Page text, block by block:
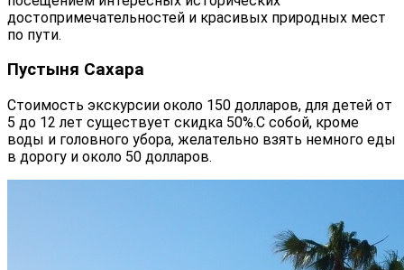
достопримечательностей и красивых природных мест
по пути.
Пустыня Сахара
Стоимость экскурсии около 150 долларов, для детей от
5 до 12 лет существует скидка 50%.С собой, кроме
воды и головного убора, желательно взять немного еды
в дорогу и около 50 долларов.